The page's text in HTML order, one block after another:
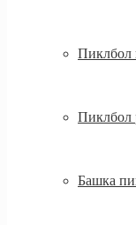
Пиклбол
Пиклбол
Башка